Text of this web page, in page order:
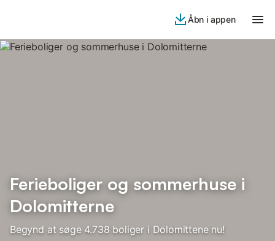
Åbn i appen
Ferieboliger og sommerhuse i
Dolomitterne
Begynd at søge 4.738 boliger i Dolomittene nu!